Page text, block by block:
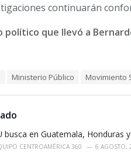
continuarán
político que llevó a
Ministerio Público Movimiento
busca en Guatemala,
CENTROAMÉRICA 360 6 AGOSTO,